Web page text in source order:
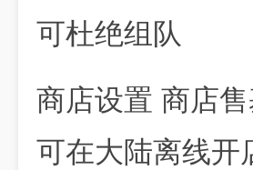
可杜绝组队
商店设置 商店
可在大陆离线开